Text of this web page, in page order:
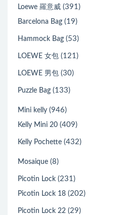
Loewe 羅意威 (391)
Barcelona Bag (19)
Hammock Bag (53)
LOEWE 女包 (121)
LOEWE 男包 (30)
Puzzle Bag (133)
Mini kelly (946)
Kelly Mini 20 (409)
Kelly Pochette (432)
Mosaique (8)
Picotin Lock (231)
Picotin Lock 18 (202)
Picotin Lock 22 (29)